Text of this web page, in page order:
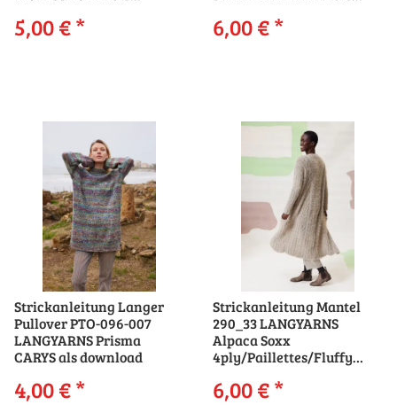
5,00 €* 6,00 €*
Strickanleitung Langer
Pullover PTO-096-007
LANGYARNS Prisma
CARYS als download
4,00 €*
Strickanleitung Mantel
290_33 LANGYARNS
Alpaca Soxx
4ply/Paillettes/Fluffy
6,00 €*